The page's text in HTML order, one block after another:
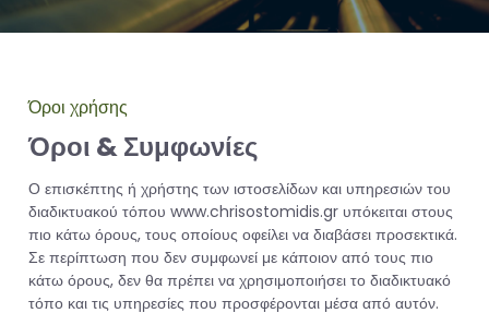
Όροι χρήσης
Όροι & Συμφωνίες
Ο επισκέπτης ή χρήστης των ιστοσελίδων και υπηρεσιών του
διαδικτυακού τόπου www.chrisostomidis.gr υπόκειται στους
πιο κάτω όρους, τους οποίους οφείλει να διαβάσει προσεκτικά.
Σε περίπτωση που δεν συμφωνεί με κάποιον από τους πιο
κάτω όρους, δεν θα πρέπει να χρησιμοποιήσει το διαδικτυακό
τόπο και τις υπηρεσίες που προσφέρονται μέσα από αυτόν.